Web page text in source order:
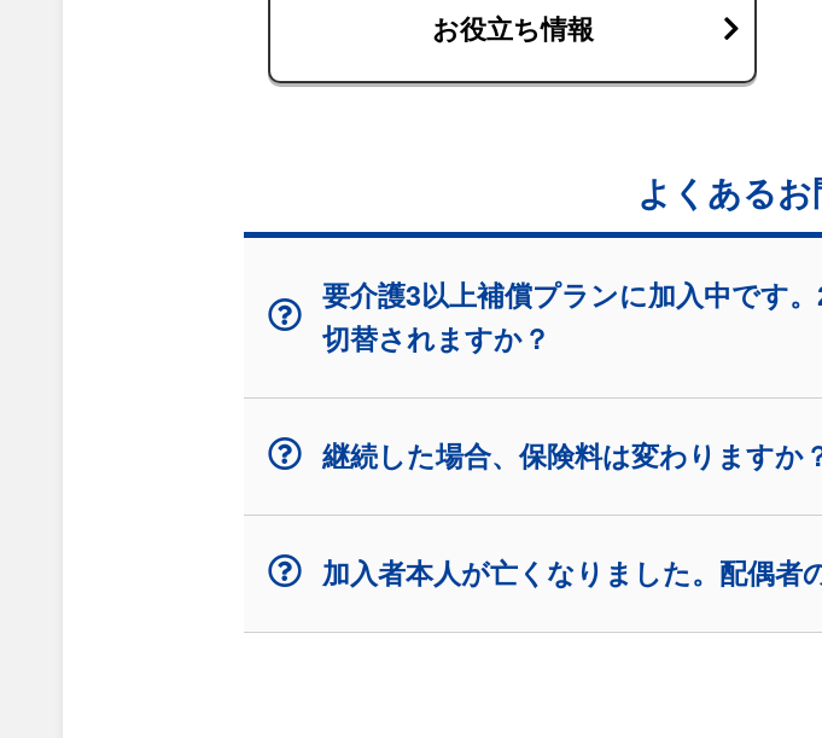
お役立ち情報
よくある
要介護3以上補償プランに加入中です
切替されますか？
継続した場合、保険料は変わりますか
加入者本人が亡くなりました。配偶者